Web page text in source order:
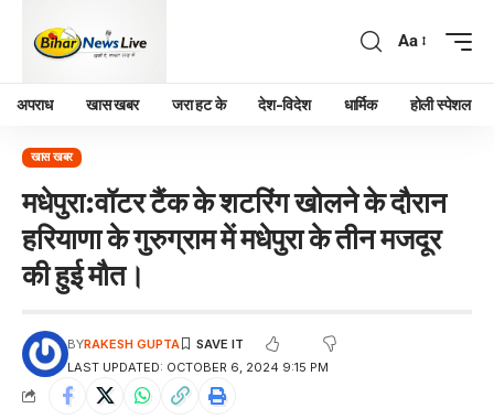
Aa
अपराध खास खबर जरा हट के देश-विदेश धार्मिक होली स्पेशल
खास खबर
मधेपुरा:वॉटर टैंक के शटरिंग खोलने के दौरान
हरियाणा के गुरुग्राम में मधेपुरा के तीन मजदूर
की हुई मौत।
LAST UPDATED: OCTOBER 6, 2024 9:15 PM
BYRAKESH GUPTA